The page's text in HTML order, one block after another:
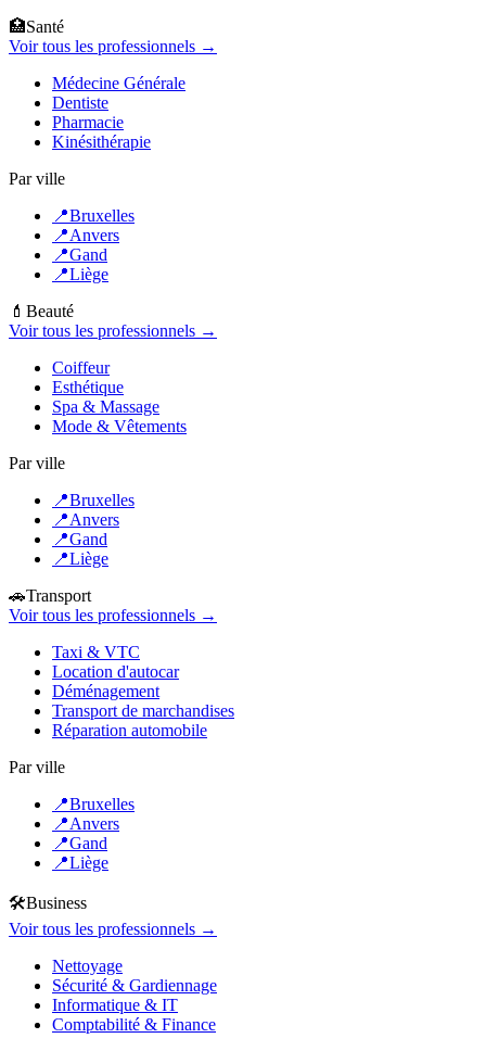
🏥Santé
Voir tous les professionnels →
Médecine Générale
Dentiste
Pharmacie
Kinésithérapie
Par ville
📍Bruxelles
📍Anvers
📍Gand
📍Liège
💄 Beauté
Voir tous les professionnels →
Coiffeur
Esthétique
Spa & Massage
Mode & Vêtements
Par ville
📍Bruxelles
📍Anvers
📍Gand
📍Liège
🚗Transport
Voir tous les professionnels →
Taxi & VTC
Location d'autocar
Déménagement
Transport de marchandises
Réparation automobile
Par ville
📍Bruxelles
📍Anvers
📍Gand
📍Liège
🛠️Business
Voir tous les professionnels →
Nettoyage
Sécurité & Gardiennage
Informatique & IT
Comptabilité & Finance